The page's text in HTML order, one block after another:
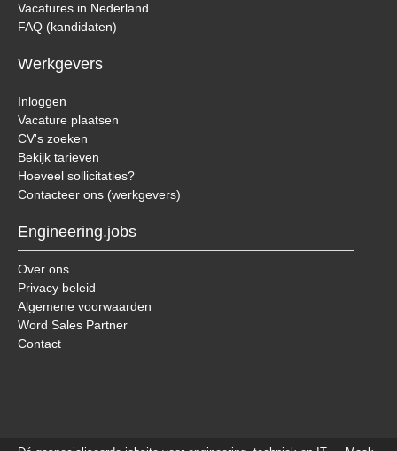
Vacatures in Nederland
FAQ (kandidaten)
Werkgevers
Inloggen
Vacature plaatsen
CV's zoeken
Bekijk tarieven
Hoeveel sollicitaties?
Contacteer ons (werkgevers)
Engineering.jobs
Over ons
Privacy beleid
Algemene voorwaarden
Word Sales Partner
Contact